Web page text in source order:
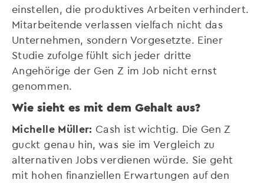
einstellen, die produktives Arbeiten verhindert.
Mitarbeitende verlassen vielfach nicht das
Unternehmen, sondern Vorgesetzte. Einer
Studie zufolge fühlt sich jeder dritte
Angehörige der Gen Z im Job nicht ernst
genommen.
Wie sieht es mit dem Gehalt aus?
Michelle Müller: Cash ist wichtig. Die Gen Z
guckt genau hin, was sie im Vergleich zu
alternativen Jobs verdienen würde. Sie geht
mit hohen finanziellen Erwartungen auf den